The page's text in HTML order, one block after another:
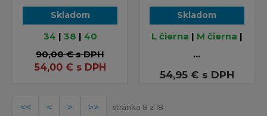
Skladom
34 | 38 | 40
90,00 €s DPH
54,00€ s DPH
Skladom
L čierna | M čierna |
...
54,95 € s DPH
stránka 8 z 18